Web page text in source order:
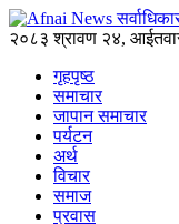
२०८३ श्रावण २४,
गृहपृष्ठ
समाचार
जापान समाचार
पर्यटन
अर्थ
विचार
समाज
प्रवास